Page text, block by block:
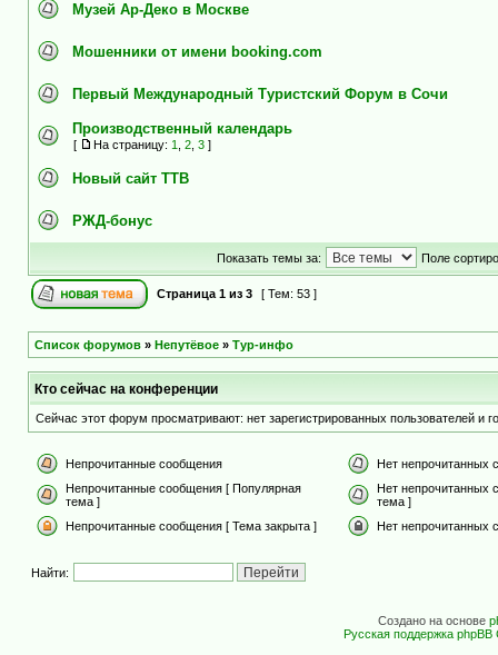
Музей Ар-Деко в Москве
Мошенники от имени booking.com
Первый Международный Туристский Форум в Сочи
Производственный календарь
[ На страницу: 1 2 3 ]
Новый сайт ТТВ
РЖД-бонус
Показать темы за: Поле
Страница 1 из 3 [ Тем: 53 ]
Список форумов » Непутёвое » Тур-инфо
Кто сейчас на конференции
Сейчас этот форум просматривают: нет зарегистрированных пользователей и
Непрочитанные сообщения
Нет непрочитанных
Непрочитанные сообщения [ Популярная
тема ]
Нет непрочитанных
тема ]
Непрочитанные сообщения [ Тема закрыта ]
Нет непрочитанных
Найти:
Создано на основе
Русская поддержка phpBB